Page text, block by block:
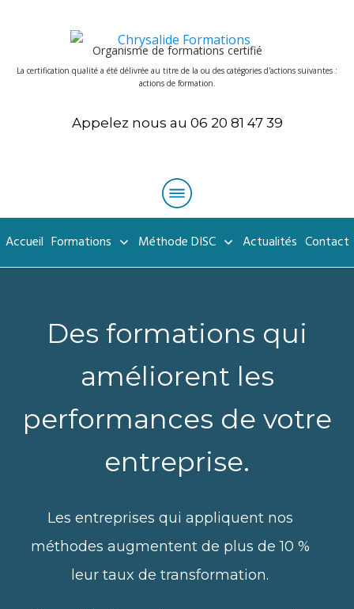
Organisme de formations certifié
La certification qualité a été délivrée au titre de la ou des catégories d'actions suivantes :
actions de formation.
Appelez nous au 06 20 81 47 39
Accueil Formations Méthode DISC Actualités Contact
Des formations qui
améliorent les
performances de votre
entreprise.
Les entreprises qui appliquent nos
méthodes augmentent de plus de 10 %
leur taux de transformation.